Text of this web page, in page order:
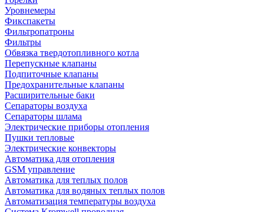
Уровнемеры
Фикспакеты
Фильтропатроны
Фильтры
Обвязка твердотопливного котла
Перепускные клапаны
Подпиточные клапаны
Предохранительные клапаны
Расширительные баки
Сепараторы воздуха
Сепараторы шлама
Электрические приборы отопления
Пушки тепловые
Электрические конвекторы
Автоматика для отопления
GSM управление
Автоматика для теплых полов
Автоматика для водяных теплых полов
Автоматизация температуры воздуха